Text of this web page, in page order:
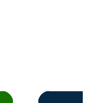
Concursos emEstudante Elais